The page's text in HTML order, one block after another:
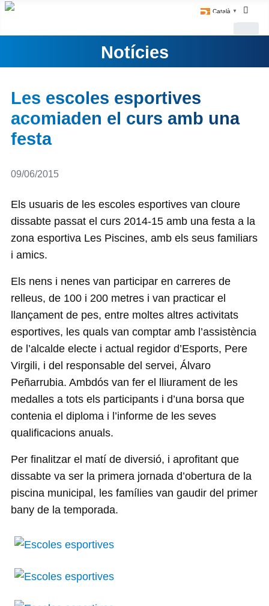
Català ▼
Notícies
Les escoles esportives
acomiaden el curs amb una
festa
Detalls
09/06/2015
Els usuaris de les escoles esportives van cloure
dissabte passat el curs 2014-15 amb una festa a la
zona esportiva Les Piscines, amb els seus familiars
i amics.
Els nens i nenes van participar en carreres de
relleus, de 100 i 200 metres i van practicar el
llançament de pes, entre moltes altres activitats
esportives, les quals van comptar amb l’assistència
de l’alcalde electe i actual regidor d’Esports, Pere
Virgili, i del responsable del servei, Álvaro
Peñarrubia. Ambdós van fer el lliurament de les
medalles a tots els participants i d’una borsa que
contenia el diploma i l’informe de les seves
qualificacions anuals.
Per finalitzar el matí de diversió, i aprofitant que
dissabte va ser la primera jornada d’obertura de la
piscina municipal, les famílies van gaudir del primer
bany de la temporada.